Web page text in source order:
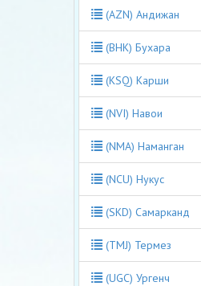
(AZN) Андижан
(BHK) Бухара
(KSQ) Карши
(NVI) Навои
(NMA) Наманган
(NCU) Нукус
(SKD) Самарканд
(TMJ) Термез
(UGC) Ургенч